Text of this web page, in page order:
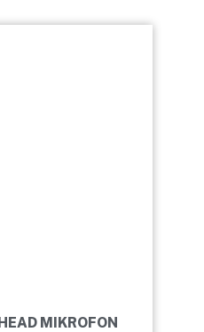
MIKROFON